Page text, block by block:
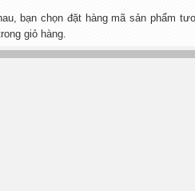
bạn chọn đặt hàng mã sản phẩm
giỏ hàng.